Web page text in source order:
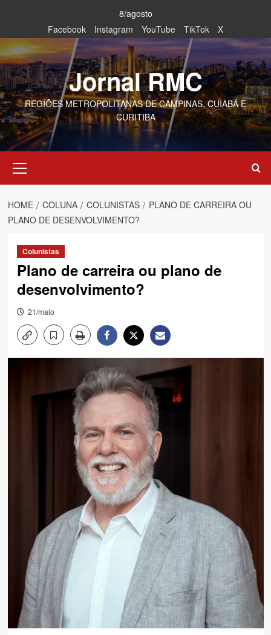
content
8/agosto
Facebook
Instagram YouTube TikTok X
Jornal RMC
REGIÕES METROPOLITANAS DE CAMPINAS, CUIABÁ E
CURITIBA
Menu
HOME COLUNA COLUNISTAS
PLANO DE CARREIRA OU
PLANO DE DESENVOLVIMENTO?
Colunistas
Plano de carreira ou plano de
desenvolvimento?
21/maio